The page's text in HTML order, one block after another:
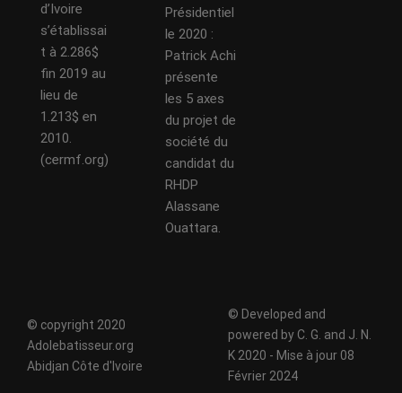
d’Ivoire
s’établissai
t à 2.286$
fin 2019 au
lieu de
1.213$ en
2010.
(cermf.org)
Présidentiel
le 2020 :
Patrick Achi
présente
les 5 axes
du projet de
société du
candidat du
RHDP
Alassane
Ouattara.
© copyright 2020
Adolebatisseur.org
Abidjan Côte d'Ivoire
© Developed and
powered by C. G. and J. N.
K 2020 - Mise à jour 08
Février 2024